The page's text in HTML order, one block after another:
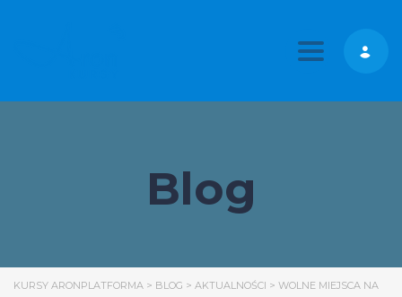
Toggle
Blog
KURSY ARONPLATFORMA > BLOG > AKTUALNOŚCI > WOLNE MIEJSCA NA